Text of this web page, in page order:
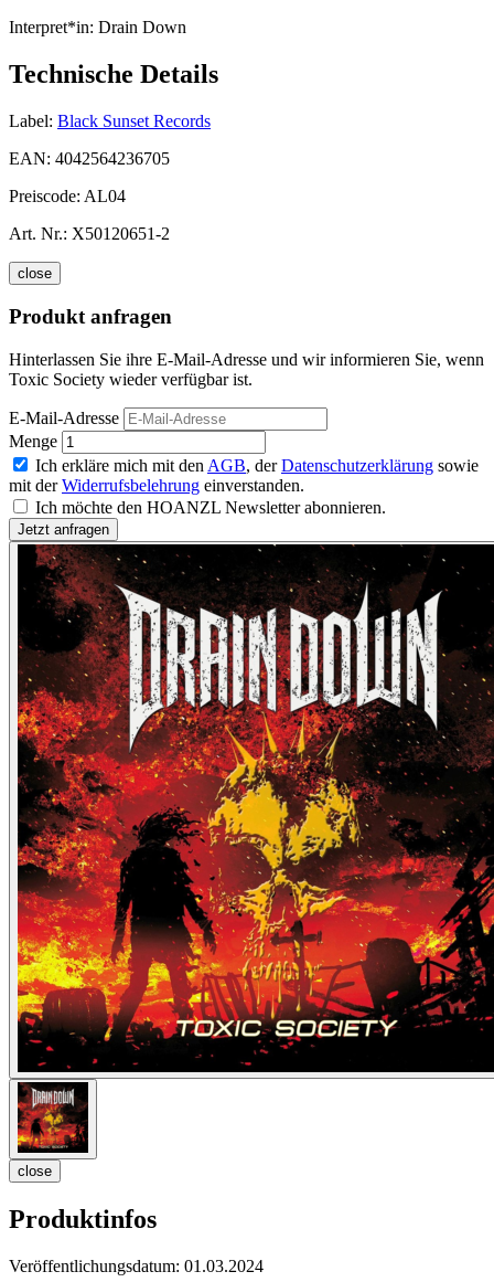
Interpret*in: Drain Down
Technische Details
Label: Black Sunset Records
EAN: 4042564236705
Preiscode: AL04
Art. Nr.: X50120651-2
close
Produkt anfragen
Hinterlassen Sie ihre E-Mail-Adresse und wir informieren Sie, wenn
Toxic Society wieder verfügbar ist.
E-Mail-Adresse
Menge
Ich erkläre mich mit den AGB, derDatenschutzerklärung sowie
mit derWiderrufsbelehrung einverstanden.
Ich möchte den HOANZL Newsletter abonnieren.
close
Produktinfos
Veröffentlichungsdatum: 01.03.2024